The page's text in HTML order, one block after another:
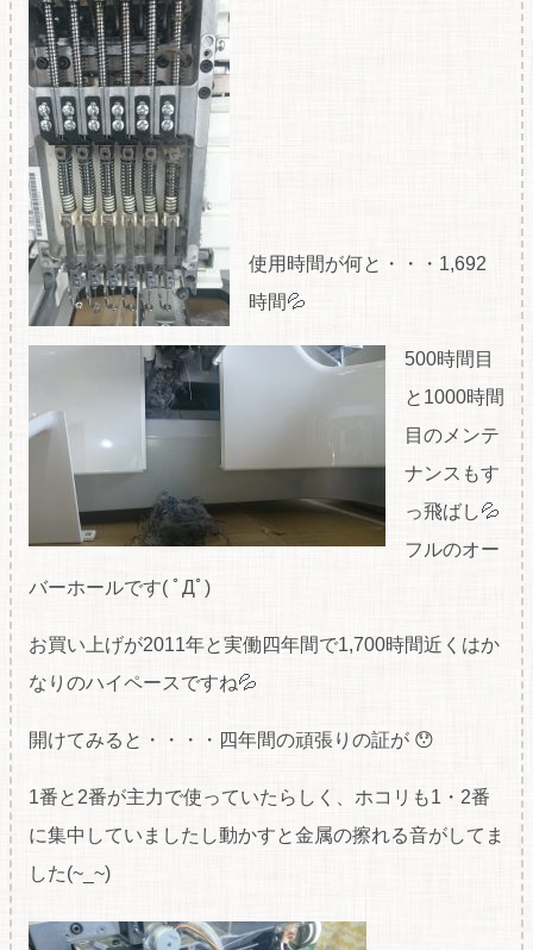
使用時間が何と・・・1,692
時間💦
500時間目
と1000時間
目のメンテ
ナンスもす
っ飛ばし💦
フルのオー
バーホールです( ﾟДﾟ)
お買い上げが2011年と実働四年間で1,700時間近くはか
なりのハイペースですね💦
開けてみると・・・・四年間の頑張りの証が 😯
1番と2番が主力で使っていたらしく、ホコリも1・2番
に集中していましたし動かすと金属の擦れる音がしてま
した(~_~)